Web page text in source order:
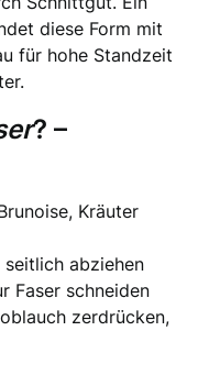
diese Form mit
für hohe Standzeit
? –
Kräuter
abziehen
Faser schneiden
zerdrücken,